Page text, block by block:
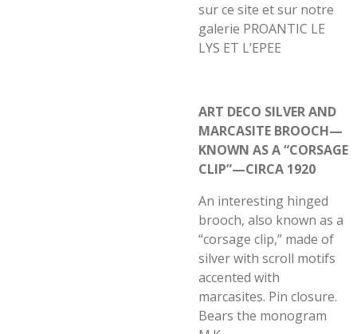
sur ce site et sur notre
galerie PROANTIC LE
LYS ET L’EPEE
ART DECO SILVER AND
MARCASITE BROOCH—
KNOWN AS A “CORSAGE
CLIP”—CIRCA 1920
An interesting hinged
brooch, also known as a
“corsage clip,” made of
silver with scroll motifs
accented with
marcasites. Pin closure.
Bears the monogram